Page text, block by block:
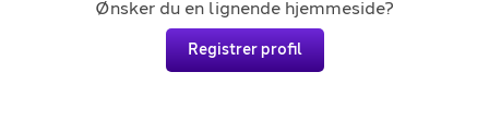
Ønsker du en lignende hjemmeside?
Registrer profil